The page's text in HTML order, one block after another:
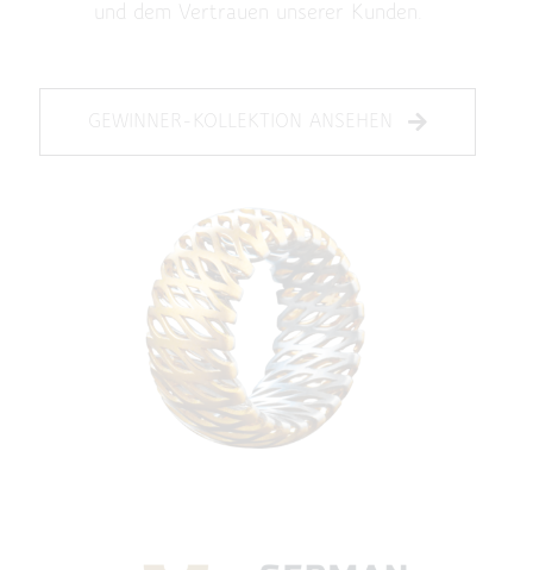
und dem Vertrauen unserer Kunden.
GEWINNER-KOLLEKTION ANSEHEN